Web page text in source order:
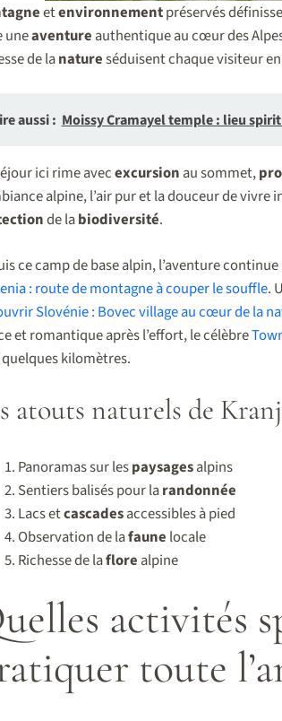
etenvironnementpréservés
uneaventure authentique au cœur des
de lanatureséduisent chaque visiteur
aussi : Moissy Cramayel temple : lieu
ici rime avecexcursion au sommet,
alpine, l’air pur et la douceur de vivre
de labiodiversité.
ce camp de base alpin, l’aventure
: route de montagne à couper le souffle.
Slovénie : Bovec village au cœur de la
et romantique après l’effort, le célèbre
quelques kilomètres.
atouts naturels de
Panoramas sur lespaysagesalpins
Sentiers balisés pour larandonnée
Lacs etcascadesaccessibles à pied
Observation de lafaune locale
Richesse de laflore alpine
activités
toute